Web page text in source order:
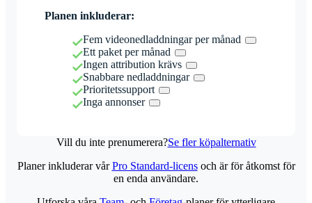
Planen inkluderar:
Fem videonedladdningar per månad
Ett paket per månad
Ingen attribution krävs
Snabbare nedladdningar
Prioritetssupport
Inga annonser
Vill du inte prenumerera?Se fler köpalternativ
Planer inkluderar vårPro Standard-licensoch är för åtkomst för
en enda användare.